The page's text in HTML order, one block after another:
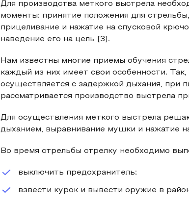
Для производства меткого выстрела
моменты: принятие положения для
прицеливание и нажатие на спусковой
наведение его на цель [3].
Нам известны многие приемы обучения
каждый из них имеет свои особенности.
осуществляется с задержкой дыхания, при
рассматривается производство выстрела
Для осуществления меткого выстрела
дыханием, выравнивание мушки и нажатие
Во время стрельбы стрелку необходимо
выключить предохранитель;
взвести курок и вывести оружие в